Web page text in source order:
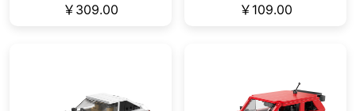
￥309.00
￥109.00